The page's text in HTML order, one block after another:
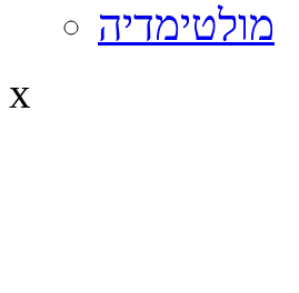
מולטימדיה
x